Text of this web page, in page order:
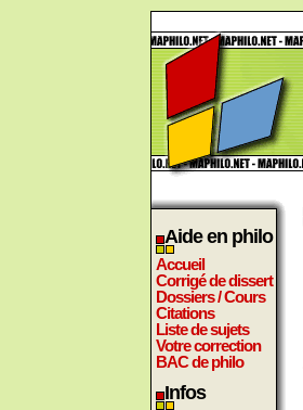
Aide en philo
Accueil
Corrigé de dissert
Dossiers / Cours
Citations
Liste de sujets
Votre correction
BAC de philo
Infos